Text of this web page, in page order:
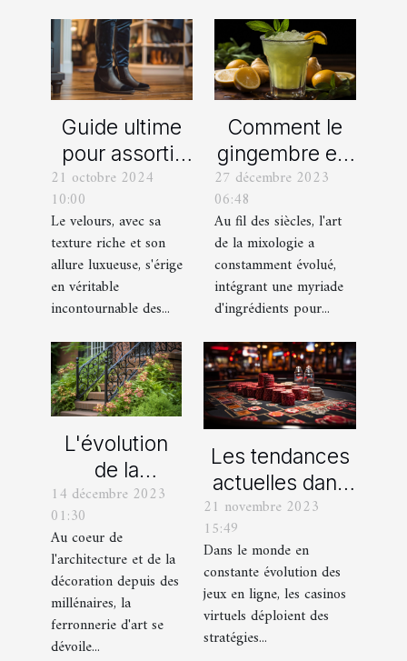
Guide ultime
pour assortir
vos
chaussures
avec des
pantalons en
velours
21 octobre 2024
10:00
Le velours, avec sa
texture riche et son
allure luxueuse, s'érige
en véritable
incontournable des...
Comment le
gingembre est
devenu un
ingrédient clé
dans la
mixologie
moderne
27 décembre 2023
06:48
Au fil des siècles, l'art
de la mixologie a
constamment évolué,
intégrant une myriade
d'ingrédients pour...
L'évolution
de la
ferronnerie
d'art à travers
les siècles
14 décembre 2023
01:30
Au coeur de
l'architecture et de la
décoration depuis des
millénaires, la
ferronnerie d'art se
dévoile...
Les tendances
actuelles dans
les offres
promotionnelles
des casinos en
ligne
21 novembre 2023
15:49
Dans le monde en
constante évolution des
jeux en ligne, les casinos
virtuels déploient des
stratégies...